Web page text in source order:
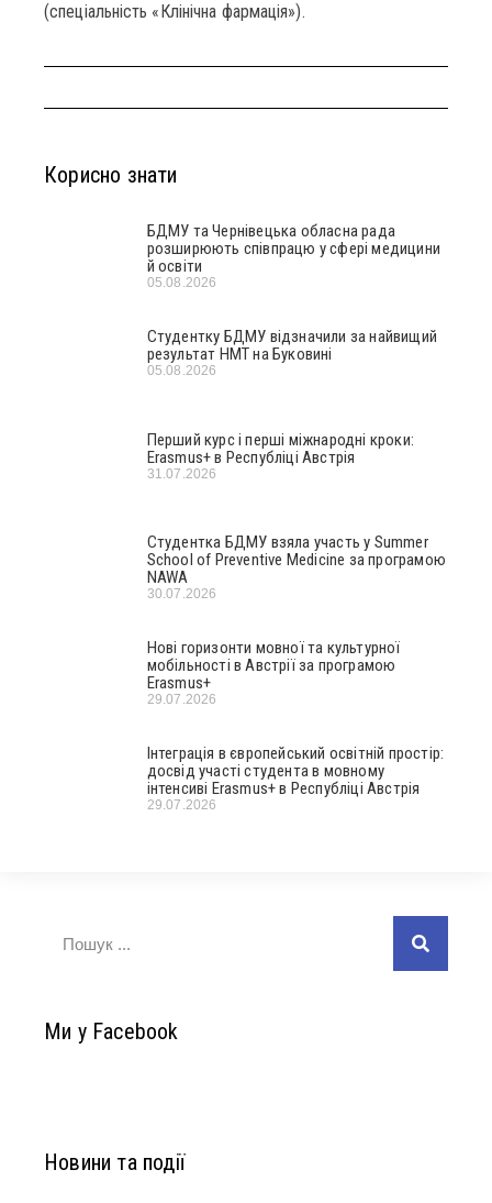
(спеціальність «Клінічна фармація»).
Корисно знати
БДМУ та Чернівецька обласна рада
розширюють співпрацю у сфері медицини
й освіти
05.08.2026
Студентку БДМУ відзначили за найвищий
результат НМТ на Буковині
05.08.2026
Перший курс і перші міжнародні кроки:
Erasmus+ в Республіці Австрія
31.07.2026
Студентка БДМУ взяла участь у Summer
School of Preventive Medicine за програмою
NAWA
30.07.2026
Нові горизонти мовної та культурної
мобільності в Австрії за програмою
Erasmus+
29.07.2026
Інтеграція в європейський освітній простір:
досвід участі студента в мовному
інтенсиві Erasmus+ в Республіці Австрія
29.07.2026
Ми у Facebook
Новини та події